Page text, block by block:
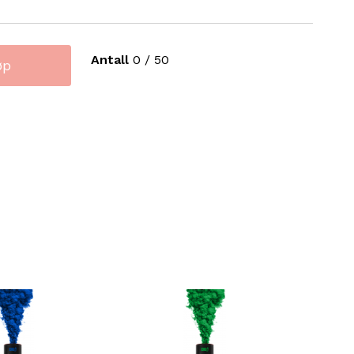
Antall 0 / 50